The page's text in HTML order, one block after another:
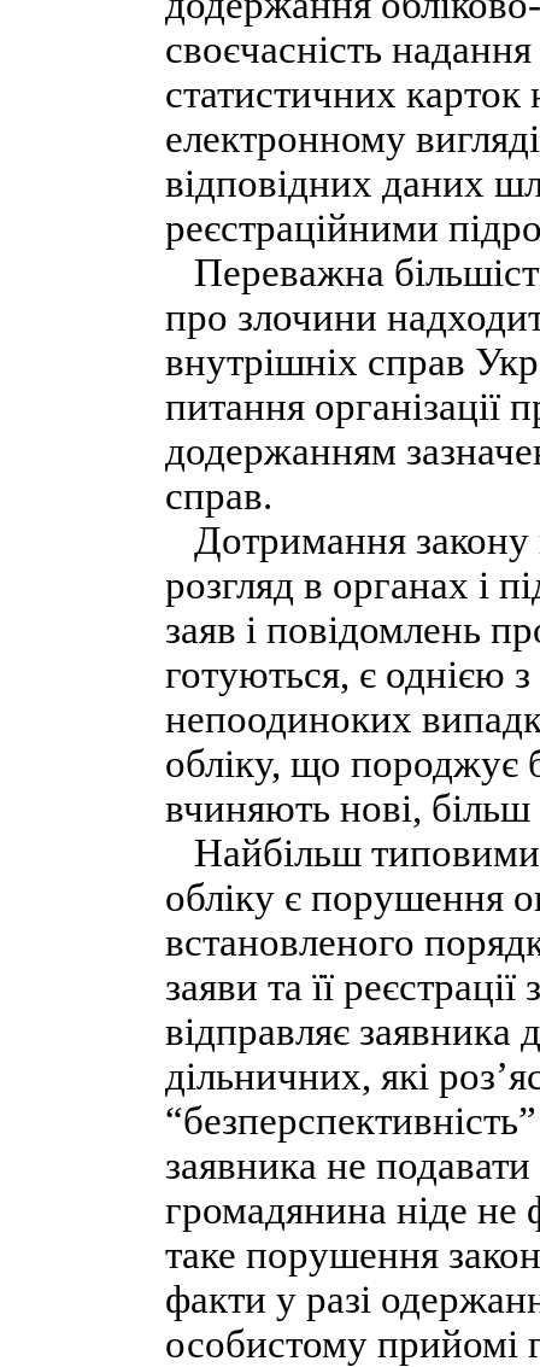
своєчасність
статистичних
електронному
відповідних даних
реєстраційними
Переважна
про злочини
внутрішніх справ
питання організації
додержанням
справ.
Дотримання закону
розгляд в органах і
заяв і повідомлень
готуються, є однією
непоодиноких
обліку, що породжує
вчиняють нові, більш
Найбільш типовими
обліку є порушення
встановленого
заяви та її
відправляє заявника
дільничних, які
заявника не
громадянина ніде не
таке порушення
факти у разі
особистому прийомі